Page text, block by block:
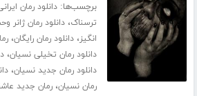
برچسب‌ها:دانلود رمان
ترسناک،دانلود رمان ژانر
انگیز،دانلود رمان رایگان،
دانلود رمان تخیلی نسیان،
دانلود رمان جدید نسیان،
رمان نسیان،رمان جدید